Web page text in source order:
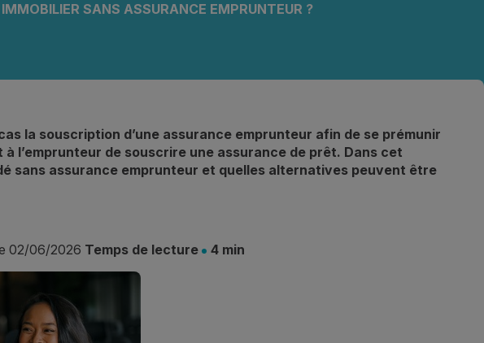
SANS ASSURANCE EMPRUNTEUR ?
la souscription d’une assurance emprunteur afin de se prémunir
l’emprunteur de souscrire une assurance de prêt. Dans cet
sans assurance emprunteur et quelles alternatives peuvent être
02/06/2026 Temps de lecture 4 min